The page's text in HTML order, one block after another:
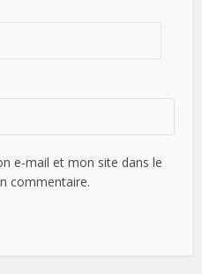
e-mail et mon site dans le
commentaire.